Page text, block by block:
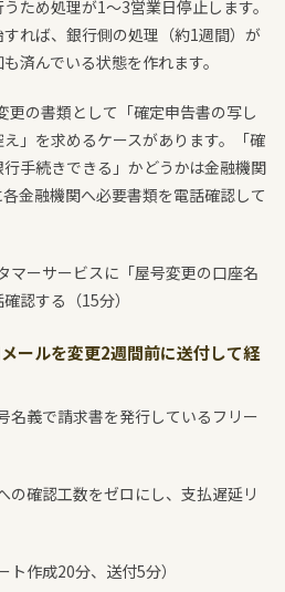
ため処理が1〜3営業日停止します。
れば、銀行側の処理（約1週間）が
済んでいる状態を作れます。
更の書類として「確定申告書の写し
え」を求めるケースがあります。「確
手続きできる」かどうかは金融機関
金融機関へ必要書類を電話確認して
マーサービスに「屋号変更の口座名
認する（15分）
ールを変更2週間前に送付して経
名義で請求書を発行しているフリー
の確認工数をゼロにし、支払遅延リ
ト作成20分、送付5分）